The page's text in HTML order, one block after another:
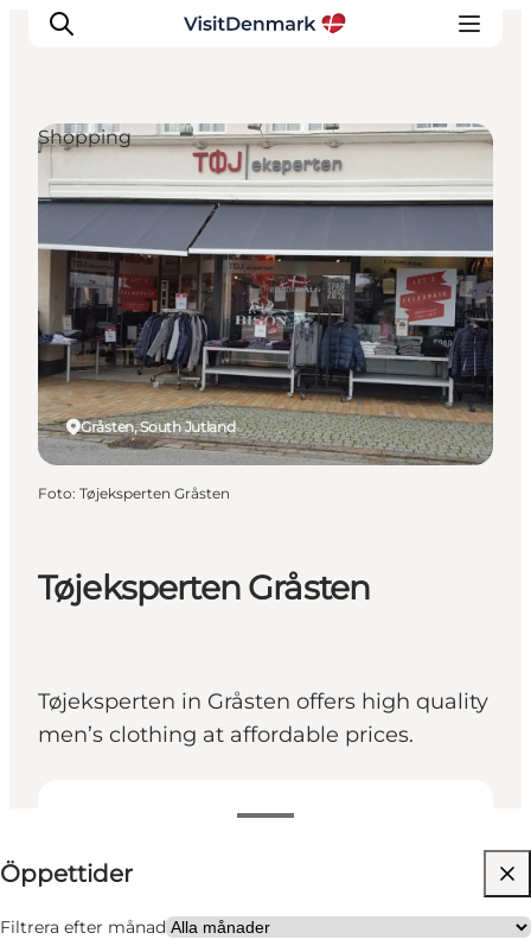
Inspiration
Aktiviteter
Övernatta
Planera resan
Tøjeksperten Gråsten
Tøjeksperten in Gråsten offers high quality
men’s clothing at affordable prices.
Öppettider
Filtrera efter månad
Besök webbplats
Friends, My partner, Myself
Gråsten, South Jutland
Shopping
Foto: Tøjeksperten Gråsten